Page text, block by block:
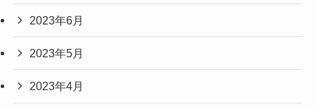
2023年6月
2023年5月
2023年4月